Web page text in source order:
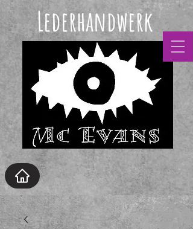
Lederhandwerk